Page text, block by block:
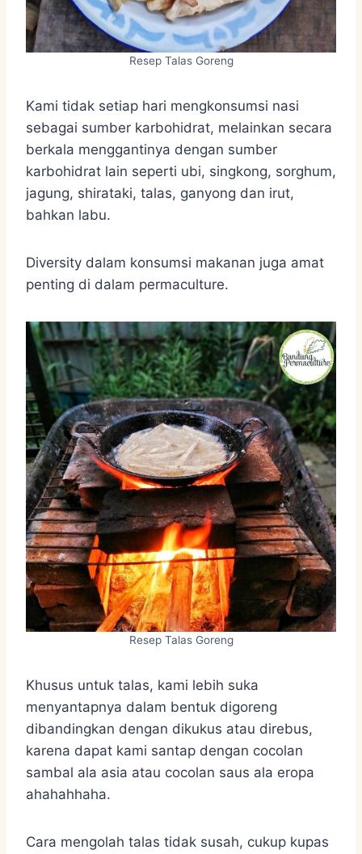
Resep Talas Goreng
Kami tidak setiap hari mengkonsumsi nasi
sebagai sumber karbohidrat, melainkan secara
berkala menggantinya dengan sumber
karbohidrat lain seperti ubi, singkong, sorghum,
jagung, shirataki, talas, ganyong dan irut,
bahkan labu.
Diversity dalam konsumsi makanan juga amat
penting di dalam permaculture.
Resep Talas Goreng
Khusus untuk talas, kami lebih suka
menyantapnya dalam bentuk digoreng
dibandingkan dengan dikukus atau direbus,
karena dapat kami santap dengan cocolan
sambal ala asia atau cocolan saus ala eropa
ahahahhaha.
Cara mengolah talas tidak susah, cukup kupas